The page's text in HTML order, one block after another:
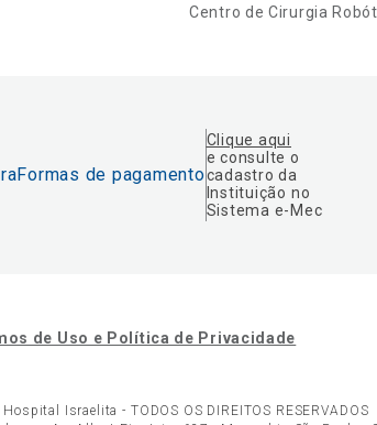
Centro de Cirurgia
Formas de pagamento
Clique aqui
e consulte o
cadastro da
Instituição no
Sistema e-Mec
de Uso e Política de Privacidade
Israelita - TODOS OS DIREITOS RESERVADOS